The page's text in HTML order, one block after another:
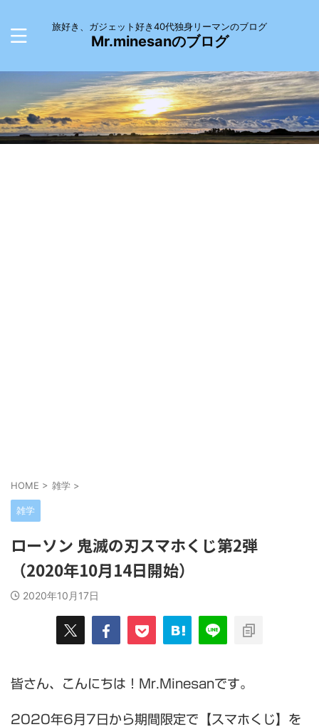
旅好き、ガジェット好き40代独身リーマンのブログ
Mr.minesanのブログ
HOME > 雑学 >
雑学
ローソン 鬼滅の刃スマホくじ第2弾
（2020年10月14日開始）
2020年10月17日
皆さん、こんにちは！Mr.Minesanです。
2020年6月7日から期間限定で【スマホくじ】を